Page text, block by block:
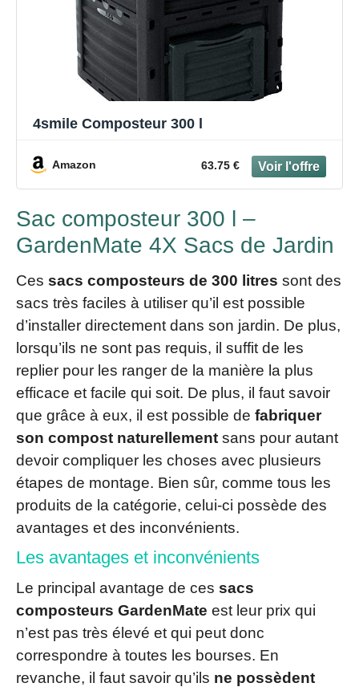
4smile Composteur 300 l
Amazon 63.75 €
Sac composteur 300 l –
GardenMate 4X Sacs de Jardin
Ces sacs composteurs de 300 litres sont des
sacs très faciles à utiliser qu’il est possible
d’installer directement dans son jardin. De plus,
lorsqu’ils ne sont pas requis, il suffit de les
replier pour les ranger de la manière la plus
efficace et facile qui soit. De plus, il faut savoir
que grâce à eux, il est possible de fabriquer
son compost naturellement sans pour autant
devoir compliquer les choses avec plusieurs
étapes de montage. Bien sûr, comme tous les
produits de la catégorie, celui-ci possède des
avantages et des inconvénients.
Les avantages et inconvénients
Le principal avantage de ces sacs
composteurs GardenMate est leur prix qui
n’est pas très élevé et qui peut donc
correspondre à toutes les bourses. En
revanche, il faut savoir qu’ils ne possèdent